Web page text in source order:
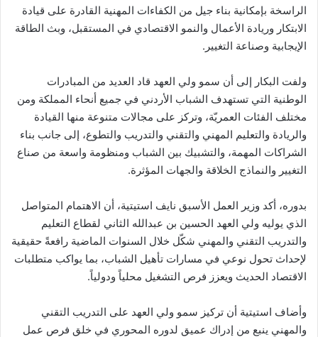
الراسخة بإمكانية بناء جيل من الكفاءات المهنية القادرة على قيادة
الابتكار وريادة الأعمال والنمو الاقتصادي في المستقبل، وبث الطاقة
الإيجابية وصناعة التغيير.
ولفت البكار إلى أن سمو ولي العهد قاد العديد من المبادرات
الوطنية التي تستهدف الشباب الأردني في جميع أنحاء المملكة ومن
مختلف الفئات العمريّة، وتركز على مجالات متنوعة منها القيادة
والريادة والتعليم المهني والتقني والتدريب والتطوع، إلى جانب بناء
الشراكات المهمة، والتشبيك بين الشباب ومنظومة واسعة من صناع
التغيير والنماذج الخلاقة والجهات المؤثرة.
بدوره، أكد وزير العمل الأسبق نايف استيتية، أن الاهتمام المتواصل
الذي يوليه ولي العهد الحسين بن عبدالله الثاني لقطاع التعليم
والتدريب التقني والمهني شكّل خلال السنوات الماضية رافعةً حقيقية
لإحداث تحول نوعي في مسارات تأهيل الشباب، بما يواكب متطلبات
الاقتصاد الحديث ويعزز فرص التشغيل محلياً ودولياً.
وأضاف استيتية أن تركيز سمو ولي العهد على التدريب التقني
والمهني ينبع من إدراك عميق لدوره المحوري في خلق فرص عمل